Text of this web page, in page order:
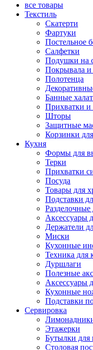
все товары
Текстиль
Скатерти
Фартуки
Постельное
Салфетки
Подушки на
Покрывала
Полотенца
Банные
Прихватки и
Шторы
Защитные
Корзинки
Кухня
Формы для
Терки
Прихватки
Посуда
Товары для
Подставки
Разделочные
Аксессуары
Держатели
Миски
Кухонные
Техника для
Дуршлаги
Полезные
Аксессуары
Кухонные
Подставки
Сервировка
Этажерки
Бутылки для
Столовая